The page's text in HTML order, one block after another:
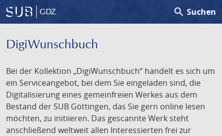
GDZ search Suchen
DigiWunschbuch
Bei der Kollektion „DigiWunschbuch“ handelt es sich um
ein Serviceangebot, bei dem Sie eingeladen sind, die
Digitalisierung eines gemeinfreien Werkes aus dem
Bestand der SUB Göttingen, das Sie gern online lesen
möchten, zu initiieren. Das gescannte Werk steht
anschließend weltweit allen Interessierten frei zur